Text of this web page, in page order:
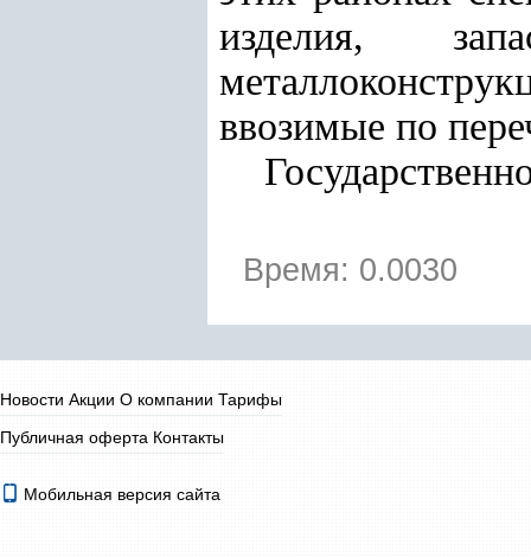
изделия,
ввозимые по
Время: 0.0030
Новости Акции О компании Тарифы
Публичная оферта Контакты
Мобильная версия сайта